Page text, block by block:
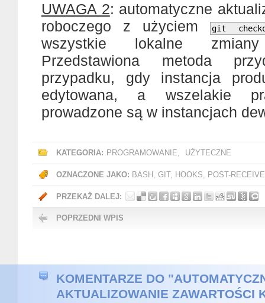
UWAGA 2: automatyczne
roboczego z użyciem
git
wszystkie lokalne
Przedstawiona metoda
przypadku, gdy instancja
edytowana, a wszelakie
prowadzone są w instancjach
KATEGORIA: PROGRAMOWANIE, UŻYTECZNE
OZNACZONE JAKO: BASH , GIT, HOOKS, POST-RECEIVE
PRZEKAŻ DALEJ:
POPRZEDNI WPIS
KOMENTARZE DO
AKTUALIZOWANIE ZAWARTOŚCI